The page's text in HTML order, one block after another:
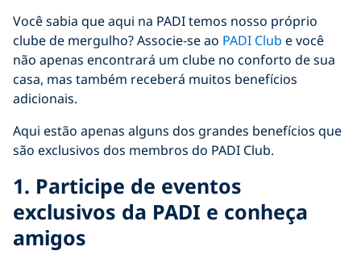
Você sabia que aqui na PADI temos nosso próprio
clube de mergulho? Associe-se ao PADI Club e você
não apenas encontrará um clube no conforto de sua
casa, mas também receberá muitos benefícios
adicionais.
Aqui estão apenas alguns dos grandes benefícios que
são exclusivos dos membros do PADI Club.
1. Participe de eventos
exclusivos da PADI e conheça
amigos